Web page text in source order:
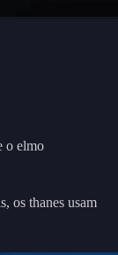
o elmo
os thanes usam